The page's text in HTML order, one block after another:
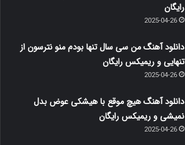
رایگان
2025-04-26
دانلود آهنگ من سی سال تنها بودم منو نترسون از
تنهایی و ریمیکس رایگان
2025-04-26
دانلود آهنگ هیچ موقع با هیشکی عوض بدل
نمیشی و ریمیکس رایگان
2025-04-26